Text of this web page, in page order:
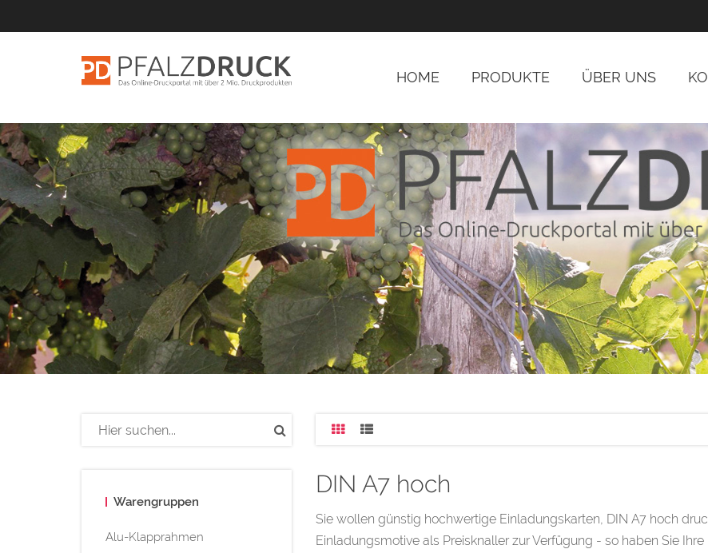
HOME PRODUKTE ÜBER UNS
Warengruppen
Alu-Klapprahmen
DIN A7 hoch
Sie wollen günstig hochwertige Einladungskarten, DIN A7 hoch
Einladungsmotive als Preisknaller zur Verfügung - so haben Sie